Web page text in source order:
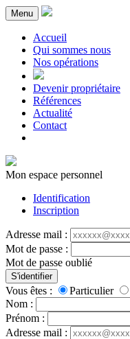
Menu
Accueil
Qui sommes nous
Nos opérations
Devenir propriétaire
Références
Actualité
Contact
Mon espace personnel
Identification
Inscription
Adresse mail :
Mot de passe :
Mot de passe oublié
S'identifier
Vous êtes : Particulier
Nom :
Prénom :
Adresse mail :